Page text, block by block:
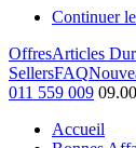
Continuer
OffresArticles
SellersFAQ
011 559 009
Accueil